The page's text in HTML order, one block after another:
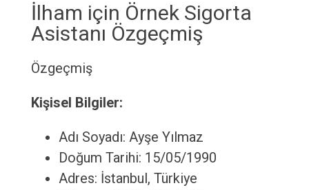
İlham için Örnek Sigorta
Asistanı Özgeçmiş
Özgeçmiş
Kişisel Bilgiler:
Adı Soyadı: Ayşe Yılmaz
Doğum Tarihi: 15/05/1990
Adres: İstanbul, Türkiye